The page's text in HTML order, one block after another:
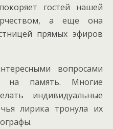
гостей нашей
а еще она
прямых эфиров
вопросами
на память. Многие
индивидуальные
лирика тронула их